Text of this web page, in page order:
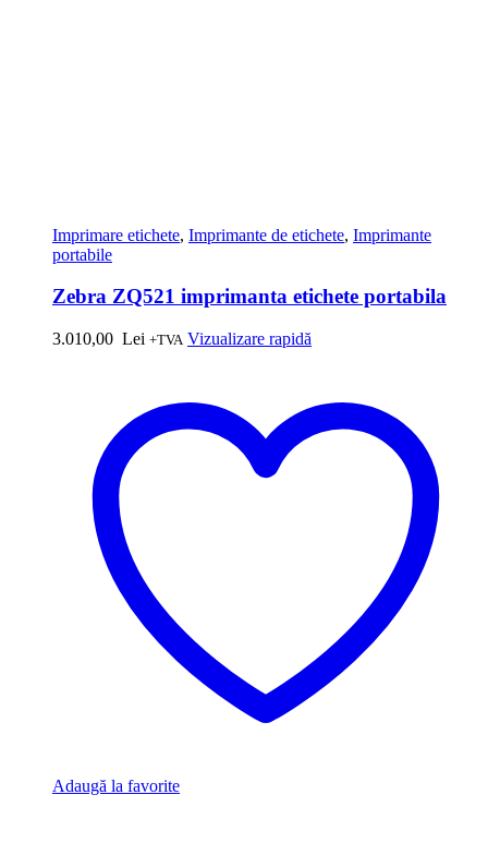
Imprimare etichete, Imprimante de etichete, Imprimante
portabile
Zebra ZQ521 imprimanta etichete portabila
3.010,00 Lei +TVA Vizualizare rapidă
Adaugă la favorite